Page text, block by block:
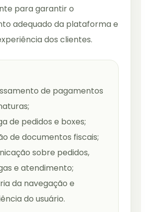
para garantir o
adequado da plataforma e
dos clientes.
de pagamentos
de pedidos e boxes;
de documentos fiscais;
sobre pedidos,
e atendimento;
da navegação e
do usuário.